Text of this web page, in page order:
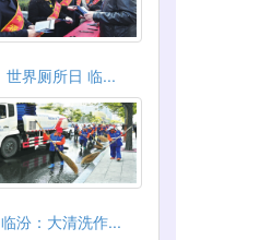
世界厕所日 临...
临汾：大清洗作...